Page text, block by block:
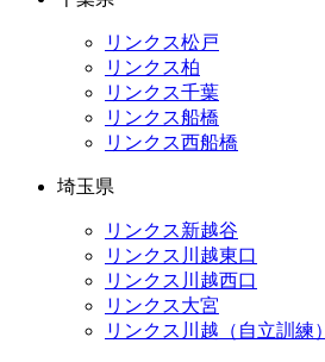
リンクス松戸
リンクス柏
リンクス千葉
リンクス船橋
リンクス西船橋
埼玉県
リンクス新越谷
リンクス川越東口
リンクス川越西口
リンクス大宮
リンクス川越（自立訓練）